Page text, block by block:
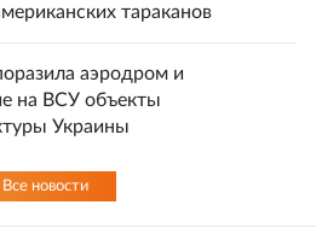
тараканов
аэродром и
на ВСУ объекты
Украины
Все новости